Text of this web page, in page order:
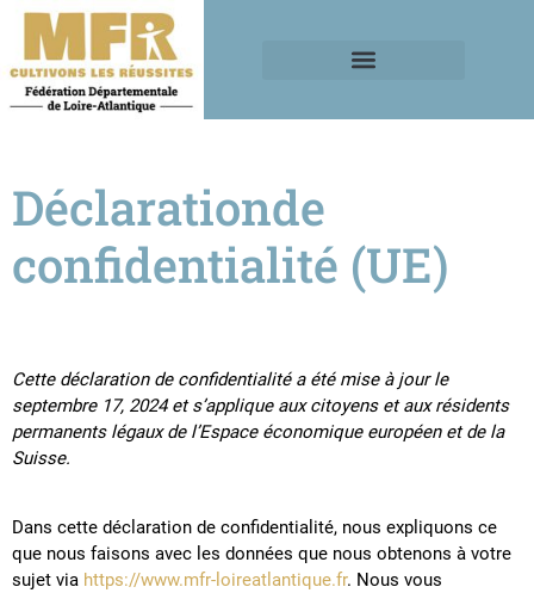
Déclarationde
confidentialité (UE)
Cette déclaration de confidentialité a été mise à jour le
septembre 17, 2024 et s’applique aux citoyens et aux résidents
permanents légaux de l’Espace économique européen et de la
Suisse.
Dans cette déclaration de confidentialité, nous expliquons ce
que nous faisons avec les données que nous obtenons à votre
sujet via https://www.mfr-loireatlantique.fr. Nous vous